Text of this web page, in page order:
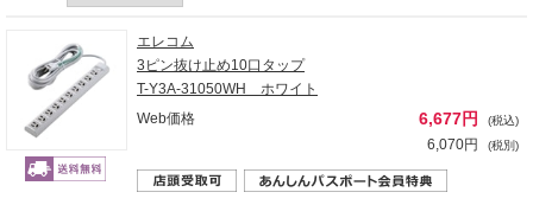
エレコム
3ピン抜け止め10口タップ
T-Y3A-31050WH ホワイト
Web価格
6,677円 (税込)
6,070円 (税別)